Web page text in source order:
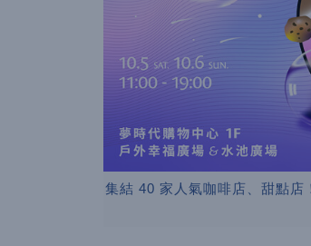
集結 40 家人氣咖啡店、甜點